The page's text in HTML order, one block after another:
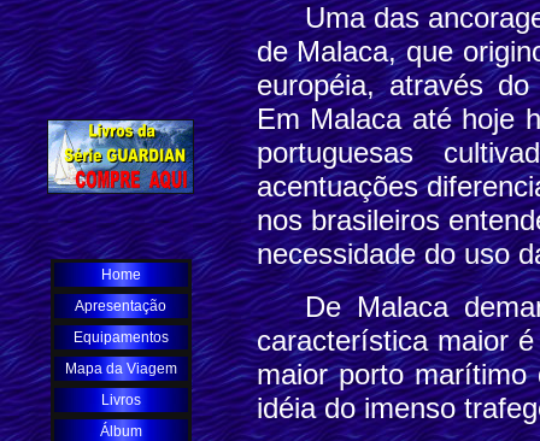
Home
Apresentação
Equipamentos
Mapa da Viagem
Livros
Álbum
Uma das
de Malaca, que
européia, através
Em Malaca até hoje
portuguesas
acentuações
nos brasileiros
necessidade do uso
De Malaca
característica maior
maior porto
idéia do imenso